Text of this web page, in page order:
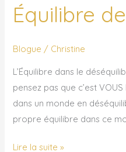
Équilibre
Blogue / Christine
L’Équilibre dans le
pensez pas que c’est
dans un monde en
propre équilibre dans ce
Lire la suite »